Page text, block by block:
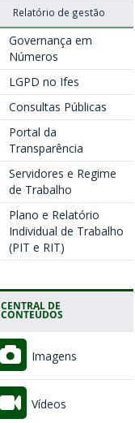
Relatório de gestão
Governança em
Números
LGPD no Ifes
Consultas Públicas
Portal da
Transparência
Servidores e Regime
de Trabalho
Plano e Relatório
Individual de Trabalho
(PIT e RIT)
CENTRAL DE
CONTEÚDOS
Imagens
Vídeos